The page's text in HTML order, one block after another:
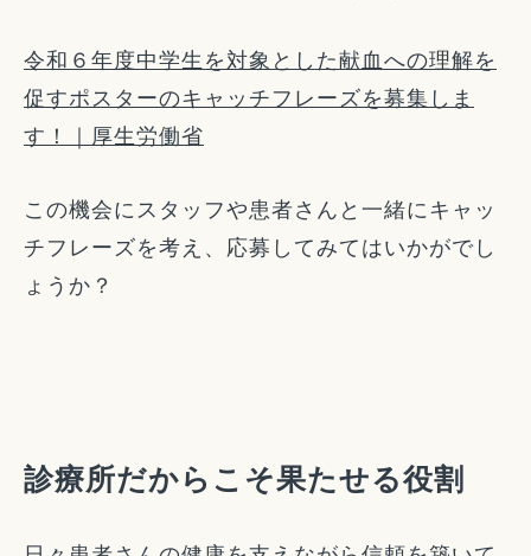
令和６年度中学生を対象とした献血への理解を
促すポスターのキャッチフレーズを募集しま
す！｜厚生労働省
この機会にスタッフや患者さんと一緒にキャッ
チフレーズを考え、応募してみてはいかがでし
ょうか？
診療所だからこそ果たせる役割